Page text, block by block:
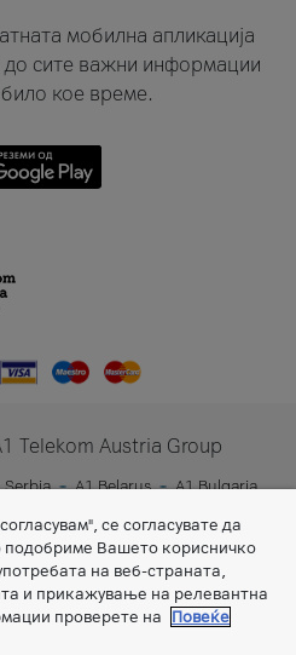
мобилна апликација
до сите важни информации
кое време.
Telekom Austria Group
Serbia A1 Belarus
A1 Bulgaria
A1 Digital
се согласувате да
подобриме Вашето корисничко
на веб-страната,
и прикажување на релевантна
проверете на
Повеќе